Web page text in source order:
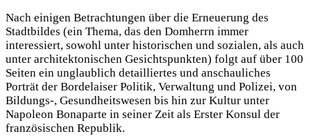
Nach einigen Betrachtungen über die Erneuerung des
Stadtbildes (ein Thema, das den Domherrn immer
interessiert, sowohl unter historischen und sozialen, als auch
unter architektonischen Gesichtspunkten) folgt auf über 100
Seiten ein unglaublich detailliertes und anschauliches
Porträt der Bordelaiser Politik, Verwaltung und Polizei, von
Bildungs-, Gesundheitswesen bis hin zur Kultur unter
Napoleon Bonaparte in seiner Zeit als Erster Konsul der
französischen Republik.